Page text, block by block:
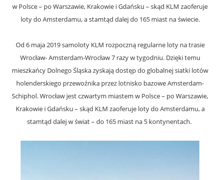
w Polsce – po Warszawie, Krakowie i Gdańsku – skąd KLM zaoferuje
loty do Amsterdamu, a stamtąd dalej do 165 miast na świecie.
Od 6 maja 2019 samoloty KLM rozpoczną regularne loty na trasie
Wrocław- Amsterdam-Wrocław 7 razy w tygodniu. Dzięki temu
mieszkańcy Dolnego Śląska zyskają dostęp do globalnej siatki lotów
holenderskiego przewoźnika przez lotnisko bazowe Amsterdam-
Schiphol. Wrocław jest czwartym miastem w Polsce – po Warszawie,
Krakowie i Gdańsku – skąd KLM zaoferuje loty do Amsterdamu, a
stamtąd dalej w świat – do 165 miast na 5 kontynentach.